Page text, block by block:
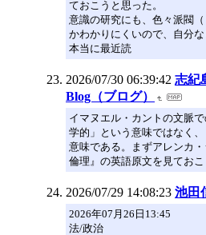
ておこうと思った。
意識の研究にも、色々派閥
かわかりにくいので、自分な
本当に最近読
2026/07/30 06:39:42 志紀
Blog（ブログ）
イマヌエル・カントの文脈
学的」という意味ではなく
意味である。まずアレンカ
倫理』の英語原文を見てお
2026/07/29 14:08:23 池田
2026年07月26日13:45
法/政治